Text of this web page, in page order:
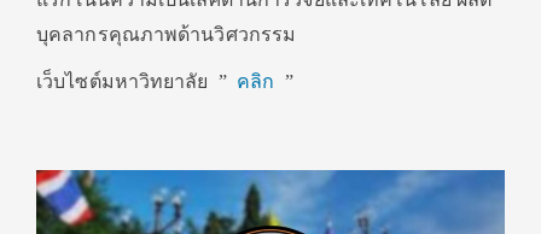
บุคลากรคุณภาพด้านวิศวกรรม
เว็บไซต์มหาวิทยาลัย ” คลิก ”